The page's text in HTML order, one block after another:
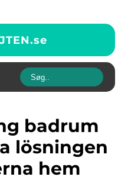
se
lösningen
hem